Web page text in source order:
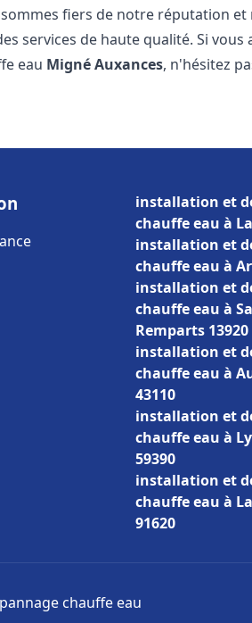
fiers de notre réputation et
services de haute qualité. Si vous
eau Migné Auxances, n'hésitez
installation et
chauffe eau à
installation et
chauffe eau à
installation et
chauffe eau à
Remparts 13920
installation et
chauffe eau à
43110
installation et
chauffe eau à
59390
installation et
chauffe eau à
91620
chauffe eau